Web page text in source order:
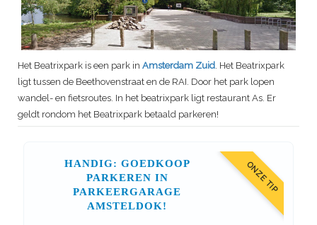
Het Beatrixpark is een park in Amsterdam Zuid. Het Beatrixpark
ligt tussen de Beethovenstraat en de RAI. Door het park lopen
wandel- en fietsroutes. In het beatrixpark ligt restaurant As. Er
geldt rondom het Beatrixpark betaald parkeren!
ONZE TIP
HANDIG: GOEDKOOP
PARKEREN IN
PARKEERGARAGE
AMSTELDOK!